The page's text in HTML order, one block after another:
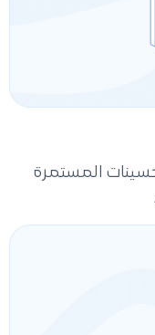
المستمرة